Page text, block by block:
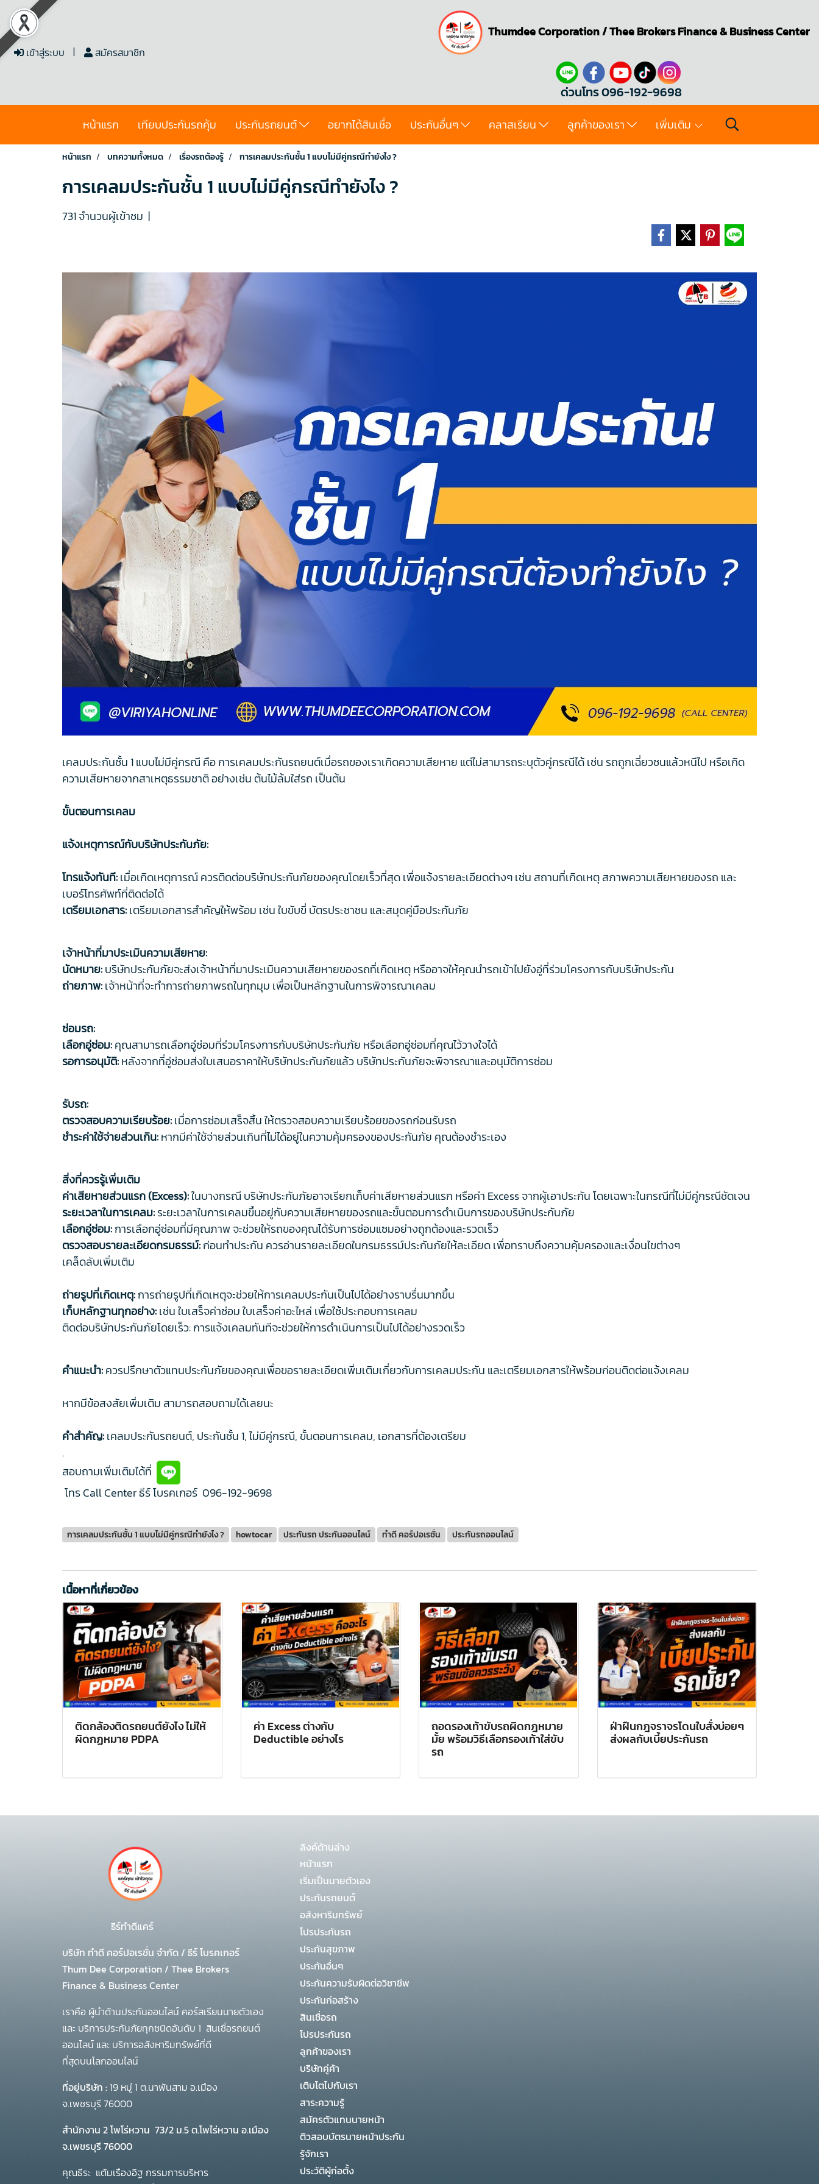
เข้าสู่ระบบ สมัครสมาชิก
Thumdee Corporation/Thee BrokersFinance & Business Center
ด่วนโทร 096-192-9698
หน้าแรก เทียบประกันรถคุ้ม ประกันรถยนต์ อยากได้สินเชื่อ ประกันอื่นๆ คลาสเรียน ลูกค้าของเรา เพิ่มเติม
หน้าแรก บทความทั้งหมด เรื่องรถต้องรู้ การเคลมประกันชั้น 1 แบบไม่มีคู่กรณีทำยังไง ?
การเคลมประกันชั้น 1 แบบไม่มีคู่กรณีทำยังไง ?
731 จำนวนผู้เข้าชม |
เคลมประกันชั้น 1 แบบไม่มีคู่กรณี คือ การเคลมประกันรถยนต์เมื่อรถของเราเกิดความเสียหาย แต่ไม่สามารถระบุตัวคู่กรณีได้ เช่น รถถูกเฉี่ยวชนแล้วหนีไป หรือเกิด
ความเสียหายจากสาเหตุธรรมชาติ อย่างเช่น ต้นไม้ล้มใส่รถ เป็นต้น
ขั้นตอนการเคลม
แจ้งเหตุการณ์กับบริษัทประกันภัย:
โทรแจ้งทันที:เมื่อเกิดเหตุการณ์ ควรติดต่อบริษัทประกันภัยของคุณโดยเร็วที่สุด เพื่อแจ้งรายละเอียดต่างๆ เช่น สถานที่เกิดเหตุ สภาพความเสียหายของรถ และ
เบอร์โทรศัพท์ที่ติดต่อได้
เตรียมเอกสาร:เตรียมเอกสารสำคัญให้พร้อม เช่น ใบขับขี่ บัตรประชาชน และสมุดคู่มือประกันภัย
เจ้าหน้าที่มาประเมินความเสียหาย:
นัดหมาย:บริษัทประกันภัยจะส่งเจ้าหน้าที่มาประเมินความเสียหายของรถที่เกิดเหตุ หรืออาจให้คุณนำรถเข้าไปยังอู่ที่ร่วมโครงการกับบริษัทประกัน
ถ่ายภาพ:เจ้าหน้าที่จะทำการถ่ายภาพรถในทุกมุม เพื่อเป็นหลักฐานในการพิจารณาเคลม
ซ่อมรถ:
เลือกอู่ซ่อม:คุณสามารถเลือกอู่ซ่อมที่ร่วมโครงการกับบริษัทประกันภัย หรือเลือกอู่ซ่อมที่คุณไว้วางใจได้
รอการอนุมัติ:หลังจากที่อู่ซ่อมส่งใบเสนอราคาให้บริษัทประกันภัยแล้ว บริษัทประกันภัยจะพิจารณาและอนุมัติการซ่อม
รับรถ:
ตรวจสอบความเรียบร้อย:เมื่อการซ่อมเสร็จสิ้น ให้ตรวจสอบความเรียบร้อยของรถก่อนรับรถ
ชำระค่าใช้จ่ายส่วนเกิน:หากมีค่าใช้จ่ายส่วนเกินที่ไม่ได้อยู่ในความคุ้มครองของประกันภัย คุณต้องชำระเอง
สิ่งที่ควรรู้เพิ่มเติม
ค่าเสียหายส่วนแรก (Excess):ในบางกรณี บริษัทประกันภัยอาจเรียกเก็บค่าเสียหายส่วนแรก หรือค่า Excess จากผู้เอาประกัน โดยเฉพาะในกรณีที่ไม่มีคู่กรณีชัดเจน
ระยะเวลาในการเคลม:ระยะเวลาในการเคลมขึ้นอยู่กับความเสียหายของรถและขั้นตอนการดำเนินการของบริษัทประกันภัย
เลือกอู่ซ่อม:การเลือกอู่ซ่อมที่มีคุณภาพ จะช่วยให้รถของคุณได้รับการซ่อมแซมอย่างถูกต้องและรวดเร็ว
ตรวจสอบรายละเอียดกรมธรรม์:ก่อนทำประกัน ควรอ่านรายละเอียดในกรมธรรม์ประกันภัยให้ละเอียด เพื่อทราบถึงความคุ้มครองและเงื่อนไขต่างๆ
เคล็ดลับเพิ่มเติม
ถ่ายรูปที่เกิดเหตุ:การถ่ายรูปที่เกิดเหตุจะช่วยให้การเคลมประกันเป็นไปได้อย่างราบรื่นมากขึ้น
เก็บหลักฐานทุกอย่าง:เช่น ใบเสร็จค่าซ่อม ใบเสร็จค่าอะไหล่ เพื่อใช้ประกอบการเคลม
ติดต่อบริษัทประกันภัยโดยเร็ว: การแจ้งเคลมทันทีจะช่วยให้การดำเนินการเป็นไปได้อย่างรวดเร็ว
คำแนะนำ:ควรปรึกษาตัวแทนประกันภัยของคุณเพื่อขอรายละเอียดเพิ่มเติมเกี่ยวกับการเคลมประกัน และเตรียมเอกสารให้พร้อมก่อนติดต่อแจ้งเคลม
หากมีข้อสงสัยเพิ่มเติม สามารถสอบถามได้เลยนะ
คำสำคัญ:เคลมประกันรถยนต์, ประกันชั้น 1, ไม่มีคู่กรณี, ขั้นตอนการเคลม, เอกสารที่ต้องเตรียม
.
สอบถามเพิ่มเติมได้ที่
โทร Call Center ธีร์ โบรคเกอร์ 096-192-9698
การเคลมประกันชั้น 1 แบบไม่มีคู่กรณีทำยังไง ? howtocar ประกันรถ ประกันออนไลน์ ทำดี คอร์ปอเรชั่น ประกันรถออนไลน์
เนื้อหาที่เกี่ยวข้อง
ติดกล้องติดรถยนต์ยังไง ไม่ให้
ผิดกฏหมาย PDPA
ค่า Excess ต่างกับ
Deductible อย่างไร
ถอดรองเท้าขับรถผิดกฎหมาย
มั้ย พร้อมวิธีเลือกรองเท้าใส่ขับ
รถ
ฝ่าฝืนกฎจราจรโดนใบสั่งบ่อยๆ
ส่งผลกับเบี้ยประกันรถ
ธีร์ทำดีแคร์
บริษัท ทำดี คอร์ปอเรชั่น จำกัด / ธีร์ โบรคเกอร์
Thum Dee Corporation / Thee Brokers
Finance & Business Center
เราคือ ผู้นำด้านประกันออนไลน์ คอร์สเรียนนายตัวเอง
และ บริการประกันภัยทุกชนิดอันดับ 1 สินเชื่อรถยนต์
ออนไลน์ และ บริการอสังหาริมทรัพย์ที่ดี
ที่สุดบนโลกออนไลน์
ที่อยู่บริษัท :19 หมู่ 1 ต.นาพันสาม อ.เมือง
จ.เพชรบุรี 76000
สำนักงาน 2 โพโร่หวาน 73/2 ม.5 ต.โพไร่หวาน อ.เมือง
จ.เพชรบุรี 76000
คุณธีระ แต้มเรืองอิฐ กรรมการบริหาร
ลิงค์ด้านล่าง
หน้าแรก
เริ่มเป็นนายตัวเอง
ประกันรถยนต์
อสังหาริมทรัพย์
โปรประกันรถ
ประกันสุขภาพ
ประกันอื่นๆ
ประกันความรับผิดต่อวิชาชีพ
ประกันก่อสร้าง
สินเชื่อรถ
โปรประกันรถ
ลูกค้าของเรา
บริษัทคู่ค้า
เติบโตไปกับเรา
สาระความรู้
สมัครตัวแทนนายหน้า
ติวสอบบัตรนายหน้าประกัน
รู้จักเรา
ประวัติผู้ก่อตั้ง